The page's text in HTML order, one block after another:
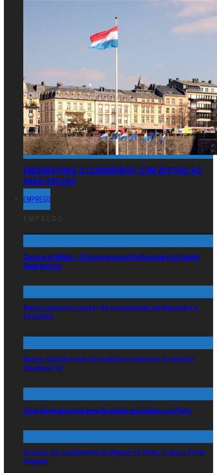
EMIGRAR PARA O LUXEMBURGO: COM DESTINO AO
GRÃO-DUCADO
EMPREGO
Careers in White – A Europa procura Profissionais de Saúde
Portugueses
Ryanair promove sessões de recrutamento em Novembro e
Dezembro
Queres trabalhar num dos melhores cruzeiros do mundo?
Candidata-te!
Feira de emprego na área da saúde em Lisboa e no Porto
Sessões de recrutamento da Ryanair no Porto, Lisboa e Ponta
Delgada